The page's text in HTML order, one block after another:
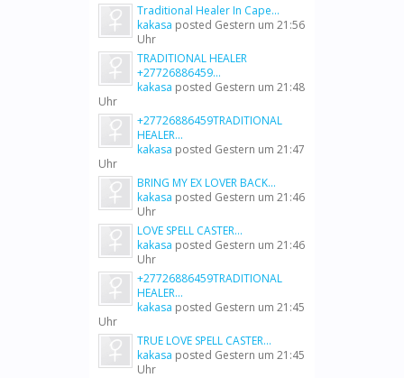
Traditional Healer In Cape...
kakasa posted Gestern um 21:56
Uhr
TRADITIONAL HEALER
+27726886459...
kakasa posted Gestern um 21:48
Uhr
+27726886459TRADITIONAL
HEALER...
kakasa posted Gestern um 21:47
Uhr
BRING MY EX LOVER BACK...
kakasa posted Gestern um 21:46
Uhr
LOVE SPELL CASTER...
kakasa posted Gestern um 21:46
Uhr
+27726886459TRADITIONAL
HEALER...
kakasa posted Gestern um 21:45
Uhr
TRUE LOVE SPELL CASTER...
kakasa posted Gestern um 21:45
Uhr